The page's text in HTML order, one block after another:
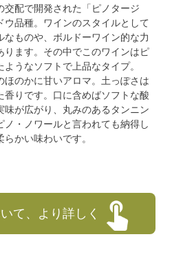
交配で開発された「ピノタージ
ウ品種。ワインのスタイルとして
ものや、ボルドーワイン的な力
ります。その中でこのワインはピ
うなソフトで上品なタイプ。
ほのかに甘いアロマ。土っぽさは
りです。口に含めばソフトな酸
が広がり、丸みのあるタンニン
・ノワールと言われても納得し
かい味わいです。
て、より詳しく